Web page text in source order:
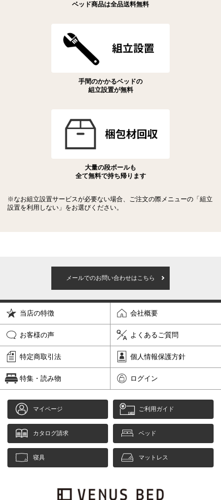
ベッド商品は全品送料無料
手間のかかるベッドの
組立設置が無料
大量の段ボールも
全て無料で持ち帰ります
※なお組立設置サービスが必要ない場合、ご注文の際メニューの「組立
設置を利用しない」をお選びください。
メールでのお問い合わせはこちら
当店の特徴 会社概要
お客様の声 よくあるご質問
特定商取引法 個人情報保護方針
特集・読み物 ログイン
マイページ ご利用ガイド
カタログ請求 ベッド
寝具 マットレス